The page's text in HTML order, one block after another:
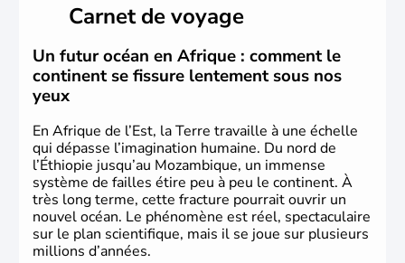
Carnet de voyage
Un futur océan en Afrique : comment le
continent se fissure lentement sous nos
yeux
En Afrique de l’Est, la Terre travaille à une échelle
qui dépasse l’imagination humaine. Du nord de
l’Éthiopie jusqu’au Mozambique, un immense
système de failles étire peu à peu le continent. À
très long terme, cette fracture pourrait ouvrir un
nouvel océan. Le phénomène est réel, spectaculaire
sur le plan scientifique, mais il se joue sur plusieurs
millions d’années.